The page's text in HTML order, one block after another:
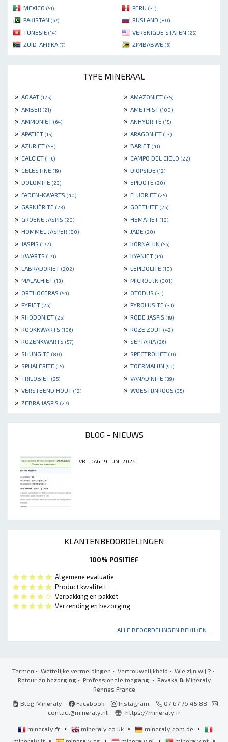
MEXICO (51) PERU (31)
PAKISTAN (67) RUSLAND (80)
TUNESIË (14) VERENIGDE STATEN (25)
ZUID-AFRIKA (7) ZIMBABWE (6)
TYPE MINERAAL
» AGAAT (125) » AMAZONIET (35)
» AMBER (21) » AMETHIST (100)
» AMMONIET (64) » ANHYDRITE (15)
» APATIET (15) » ARAGONIET (13)
» AZURIET (58) » BARIET (41)
» CALCIET (116) » CAMPO DEL CIELO (22)
» CELESTINE (19) » DIOPSIDE (12)
» DOLOMITE (23) » EPIDOTE (20)
» FADEN-KWARTS (40) » FLUORIET (25)
» GARNIÈRITE (23) » GOETHITE (26)
» GROENE JASPIS (20) » HEMATIET (18)
» HOMMEL JASPER (80) » JADE (20)
» JASPIS (172) » KORNALIJN (56)
» KWARTS (171) » KYANIET (14)
» LABRADORIET (202) » LEPIDOLITE (10)
» MALACHIET (13) » MICROLIJN (301)
» ORTHOCERAS (54) » OTODUS (31)
» PYRIET (26) » PYROLUSITE (31)
» RHODONIET (25) » RODE JASPIS (19)
» ROOKKWARTS (106) » ROZE ZOUT (42)
» ROZENKWARTS (57) » SEPTARIA (26)
» SHUNGITE (80) » SPECTROLIET (11)
» SPHALERITE (15) » TOERMALIJN (99)
» TRILOBIET (25) » VANADINITE (39)
» VERSTEEND HOUT (12) » WOESTIJNROOS (35)
» ZEBRA JASPIS (27)
BLOG - NIEUWS
VRIJDAG 19 JUNI 2026
KLANTENBEOORDELINGEN
100% POSITIEF
Algemene evaluatie
Product kwaliteit
Verpakking en pakket
Verzending en bezorging
ALLE BEOORDELINGEN BEKIJKEN ...
Termen • Wettelijke vermeldingen • Vertrouwelijkheid • Wie zijn wij ? •
Retour en bezorging• Professionele toegang • Ravaka & Mineraly
Rennes France
Blog Mineraly
Facebook Instagram
07 67 76 45 88
contact@mineraly.nl
https://mineraly.fr
mineraly.fr • mineraly.co.uk • mineraly.com.de •